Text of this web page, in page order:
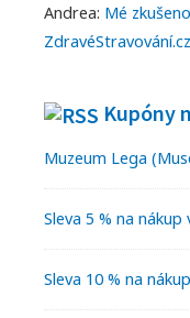
Andrea: Mé
ZdravéStravování.cz
Kupóny
Muzeum Lega
Sleva 5 % na nákup
Sleva 10 % na